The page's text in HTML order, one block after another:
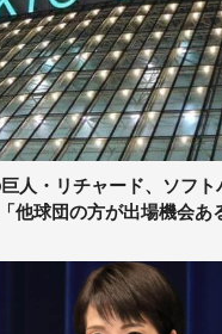
人・リチャード、ソフ
他球団の方が出場機会あ